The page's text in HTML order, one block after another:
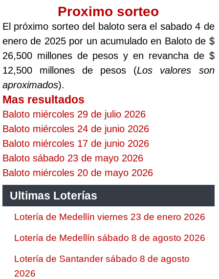
Proximo sorteo
El próximo sorteo del baloto sera el sabado 4 de
enero de 2025 por un acumulado en Baloto de $
26,500 millones de pesos y en revancha de $
12,500 millones de pesos (Los valores son
aproximados).
Mas resultados
Baloto miércoles 29 de julio 2026
Baloto miércoles 24 de junio 2026
Baloto miércoles 17 de junio 2026
Baloto sábado 23 de mayo 2026
Baloto miércoles 20 de mayo 2026
Ultimas Loterías
Lotería de Medellín viernes 23 de enero 2026
Lotería de Medellín sábado 8 de agosto 2026
Lotería de Santander sábado 8 de agosto
2026